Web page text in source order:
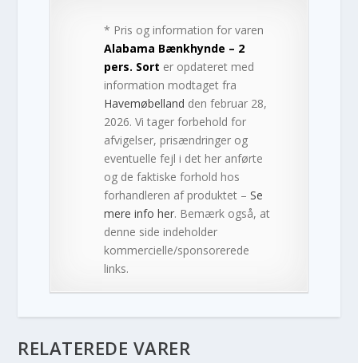
* Pris og information for varen
Alabama Bænkhynde – 2
pers. Sort er opdateret med
information modtaget fra
Havemøbelland den februar 28,
2026. Vi tager forbehold for
afvigelser, prisændringer og
eventuelle fejl i det her anførte
og de faktiske forhold hos
forhandleren af produktet –Se
mere info her. Bemærk også, at
denne side indeholder
kommercielle/sponsorerede
links.
RELATEREDE VARER